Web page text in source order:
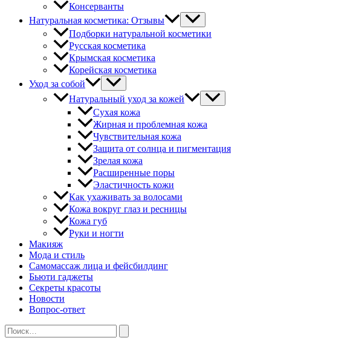
Консерванты
Натуральная косметика: Отзывы
Подборки натуральной косметики
Русская косметика
Крымская косметика
Корейская косметика
Уход за собой
Натуральный уход за кожей
Сухая кожа
Жирная и проблемная кожа
Чувствительная кожа
Защита от солнца и пигментация
Зрелая кожа
Расширенные поры
Эластичность кожи
Как ухаживать за волосами
Кожа вокруг глаз и ресницы
Кожа губ
Руки и ногти
Макияж
Мода и стиль
Самомассаж лица и фейсбилдинг
Бьюти гаджеты
Секреты красоты
Новости
Вопрос-ответ
Поиск: